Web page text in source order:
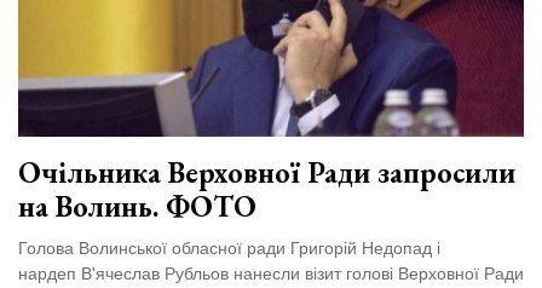
Очільника Верховної Ради запросили
на Волинь. ФОТО
Голова Волинської обласної ради Григорій Недопад і
нардеп В'ячеслав Рубльов нанесли візит голові Верховної Ради